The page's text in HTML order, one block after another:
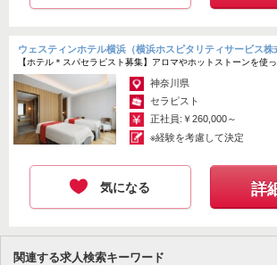
ウェスティンホテル横浜（横浜ホスピタリティサービス株
【ホテル＊スパセラピスト募集】アロマやホットストーンを使っ
神奈川県
セラピスト
正社員:￥260,000～
※経験を考慮して決定
気になる 詳
関連する求人検索キーワード